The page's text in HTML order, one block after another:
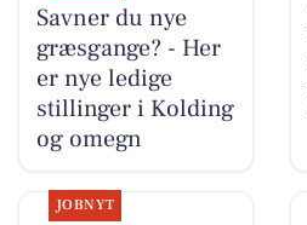
Savner du nye
græsgange? - Her
er nye ledige
stillinger i Kolding
og omegn
JOBNYT